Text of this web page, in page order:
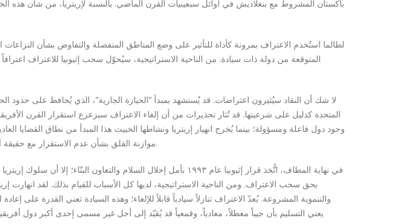
باكستان المشروط مع بنغلاديش في أوائل سبعينيات القرن الماضي. بالنسبة لإريتريا، من شأن هذه
لطالما استُخدم الاعتراف بمرونة كأداة للتأثير على وضع المناطق المنفصلة والتفاوض بشأن
المتوقعة من دولة ذات سيادة. من الناحية الاستراتيجية، سيُحوّل سحب إثيوبيا للاعتراف
لا شك أن النقاد سيُثيرون اعتراضات. قد يُستشهد بمبدأ “الحيازة الجارية”، الذي يُحافظ على حدود
المتحدة كدليل على شرعيتها. قد تُثار تحذيرات من أن إلغاء الاعتراف سيزعزع استقرار القرن
وجود دول فاعلة ومسؤولة؛ بينما يُخرج انهيار إريتريا ونشاطها الخبيث هذا المبدأ من نطاق القضايا
موازنة القلق بشأن عدم الاستقرار مع حقيقة أن إريتريا نفسها مصدرٌ لعدم استقرارٍ مستمر، تُصدّر الصراع، وتدعم التمردات، وتُعيق تنمية إثيوبيا.
في نهاية المطاف، اتُّخذ قرار إثيوبيا عام ١٩٩٣ بأمل إحلال السلام
بحق سحب الاعتراف. ومن الناحية الاستراتيجية، لديها كل الأسباب للقيام بذلك. لقد
والتنموية المشروعة. يُعدّ الاعتراف تنازلاً سيادياً قابلاً للإلغاء؛ وهذه السيادة تعني القدرة على
يعني التسليم بأن جيباً معطلاً، معادياً، وقمعياً قد يُقيّد إلى أجل غير مسمى إحدى أكبر دول